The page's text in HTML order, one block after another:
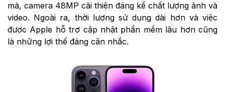
mà, camera 48MP cải thiện đáng kể chất lượng ảnh và
video. Ngoài ra, thời lượng sử dụng dài hơn và việc
được Apple hỗ trợ cập nhật phần mềm lâu hơn cũng
là những lợi thế đáng cân nhắc.